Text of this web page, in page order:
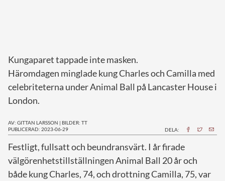
Kungaparet tappade inte masken.
Häromdagen minglade kung Charles och Camilla med
celebriteterna under Animal Ball på Lancaster House i
London.
AV: GITTAN LARSSON | BILDER: TT
PUBLICERAD: 2023-06-29
DELA:
Festligt, fullsatt och beundransvärt. I år firade
välgörenhetstillställningen Animal Ball 20 år och
både kung Charles, 74, och drottning Camilla, 75, var